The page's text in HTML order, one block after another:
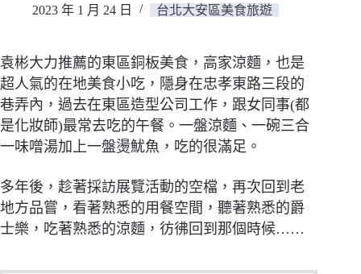
2023 年 1 月 24 日 台北大安區美食旅遊
袁彬大力推薦的東區銅板美食，高家涼麵，也是
超人氣的在地美食小吃，隱身在忠孝東路三段的
巷弄內，過去在東區造型公司工作，跟女同事(都
是化妝師)最常去吃的午餐。一盤涼麵、一碗三合
一味噌湯加上一盤燙魷魚，吃的很滿足。
多年後，趁著採訪展覽活動的空檔，再次回到老
地方品嘗，看著熟悉的用餐空間，聽著熟悉的爵
士樂，吃著熟悉的涼麵，彷彿回到那個時候……